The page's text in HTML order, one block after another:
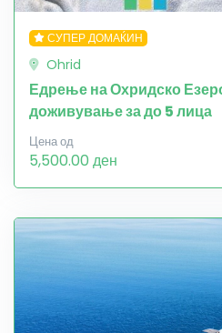
СУПЕР ДОМАЌИН
Ohrid
Едрење на Охридско
доживување за до 5 лица
Цена од
5,500.00 ден